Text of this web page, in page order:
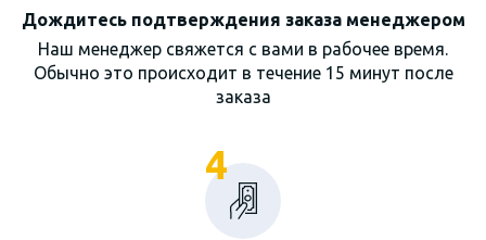
Дождитесь подтверждения заказа менеджером
Наш менеджер свяжется с вами в рабочее время.
Обычно это происходит в течение 15 минут после
заказа
4